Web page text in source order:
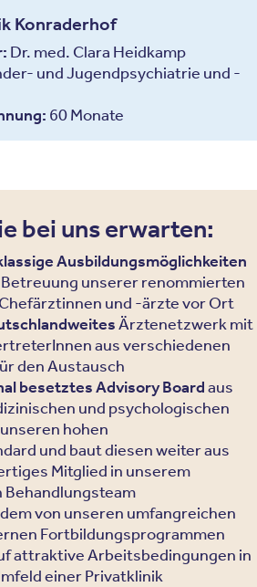
Konraderhof
Dr. med. Clara Heidkamp
und Jugendpsychiatrie und -
60 Monate
bei uns erwarten:
Ausbildungsmöglichkeiten
unserer renommierten
und -ärzte vor Ort
Ärztenetzwerk mit
aus verschiedenen
den Austausch
besetztes Advisory Boardaus
und psychologischen
hohen
und baut diesen weiter aus
Mitglied in unserem
von unseren umfangreichen
Fortbildungsprogrammen
attraktive Arbeitsbedingungen in
einer Privatklinik